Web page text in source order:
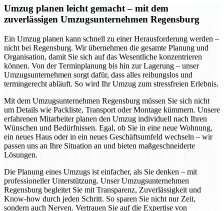
Umzug planen leicht gemacht – mit dem
zuverlässigen Umzugsunternehmen Regensburg
Ein Umzug planen kann schnell zu einer Herausforderung werden –
nicht bei Regensburg. Wir übernehmen die gesamte Planung und
Organisation, damit Sie sich auf das Wesentliche konzentrieren
können. Von der Terminplanung bis hin zur Lagerung – unser
Umzugsunternehmen sorgt dafür, dass alles reibungslos und
termingerecht abläuft. So wird Ihr Umzug zum stressfreien Erlebnis.
Mit dem Umzugsunternehmen Regensburg müssen Sie sich nicht
um Details wie Packliste, Transport oder Montage kümmern. Unsere
erfahrenen Mitarbeiter planen den Umzug individuell nach Ihren
Wünschen und Bedürfnissen. Egal, ob Sie in eine neue Wohnung,
ein neues Haus oder in ein neues Geschäftsumfeld wechseln – wir
passen uns an Ihre Situation an und bieten maßgeschneiderte
Lösungen.
Die Planung eines Umzugs ist einfacher, als Sie denken – mit
professioneller Unterstützung. Unser Umzugsunternehmen
Regensburg begleitet Sie mit Transparenz, Zuverlässigkeit und
Know-how durch jeden Schritt. So sparen Sie nicht nur Zeit,
sondern auch Nerven. Vertrauen Sie auf die Expertise von